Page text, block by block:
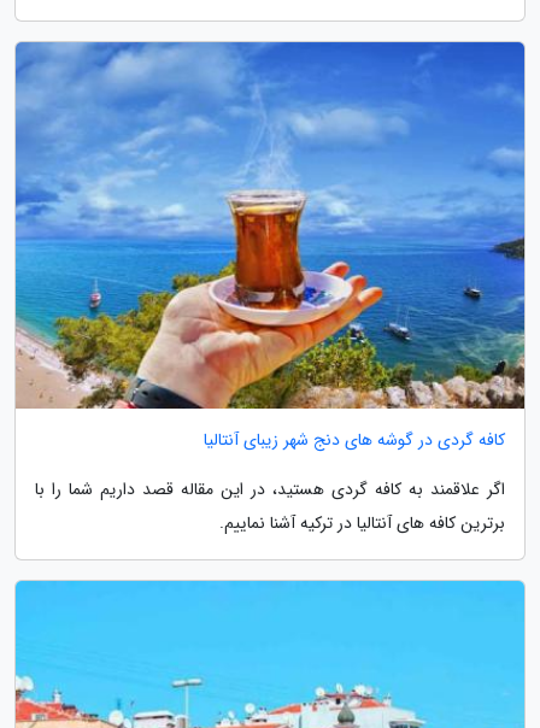
کافه گردی در گوشه های دنج شهر زیبای آنتالیا
اگر علاقمند به کافه­ گردی هستید، در این مقاله قصد داریم شما را با
برترین کافه­ های آنتالیا در ترکیه آشنا نماییم.